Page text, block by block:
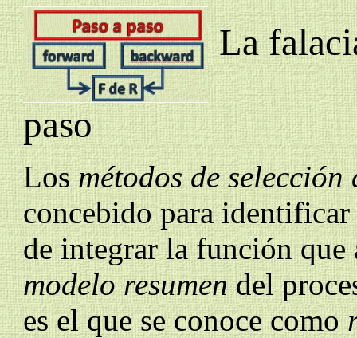
La
paso
Losmétodos de
concebido paraidentificar
de integrar la función que
modelo resumendel
esel que se conoce como